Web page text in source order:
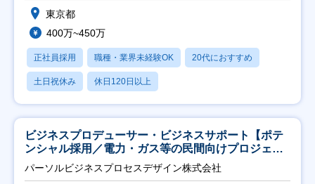
東京都
400万~450万
正社員採用 職種・業界未経験OK 20代におすすめ
土日祝休み 休日120日以上
ビジネスプロデューサー・ビジネスサポート【ポテ
ンシャル採用／電力・ガス等の民間向けプロジェク
ト推進】
パーソルビジネスプロセスデザイン株式会社